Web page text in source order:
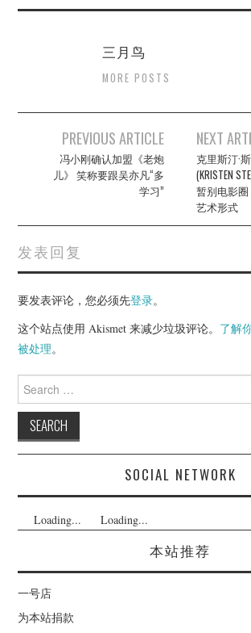
三月鸟
MORE POSTS
navigation
PREVIOUS ARTICLE
冯小刚确认加盟《老炮
儿》 笑称要跟吴亦凡“多
学习”
NEXT
克里斯汀·
(KRISTEN
暂别电影
艺术形式
发表回复
要发表评论，您必须先登录。
这个站点使用 Akismet 来减少垃圾评论。 了解
被处理。
Search
for:
SOCIAL NETWORK
Loading... Loading...
本站推荐
一号店
为本站捐款